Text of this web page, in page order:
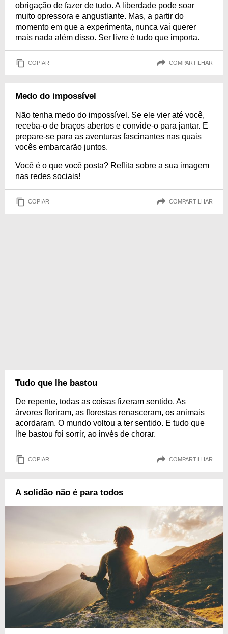
obrigação de fazer de tudo. A liberdade pode soar
muito opressora e angustiante. Mas, a partir do
momento em que a experimenta, nunca vai querer
mais nada além disso. Ser livre é tudo que importa.
COPIAR COMPARTILHAR
Medo do impossível
Não tenha medo do impossível. Se ele vier até você,
receba-o de braços abertos e convide-o para jantar. E
prepare-se para as aventuras fascinantes nas quais
vocês embarcarão juntos.
Você é o que você posta? Reflita sobre a sua imagem
nas redes sociais!
COPIAR COMPARTILHAR
Tudo que lhe bastou
De repente, todas as coisas fizeram sentido. As
árvores floriram, as florestas renasceram, os animais
acordaram. O mundo voltou a ter sentido. E tudo que
lhe bastou foi sorrir, ao invés de chorar.
COPIAR COMPARTILHAR
A solidão não é para todos